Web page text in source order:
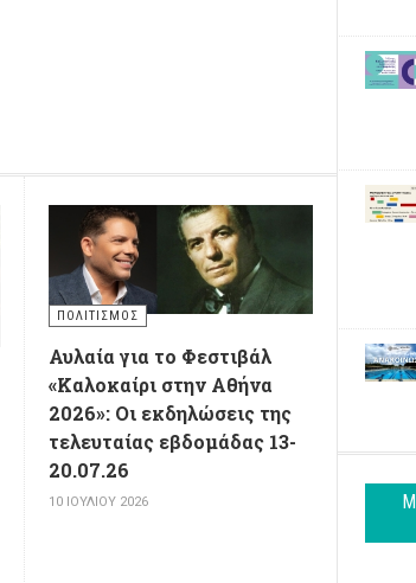
ΠΟΛΙΤΙΣΜΌΣ
Αυλαία για το Φεστιβάλ
«Καλοκαίρι στην Αθήνα
2026»: Οι εκδηλώσεις της
τελευταίας εβδομάδας 13-
20.07.26
10 ΙΟΥΛΊΟΥ 2026